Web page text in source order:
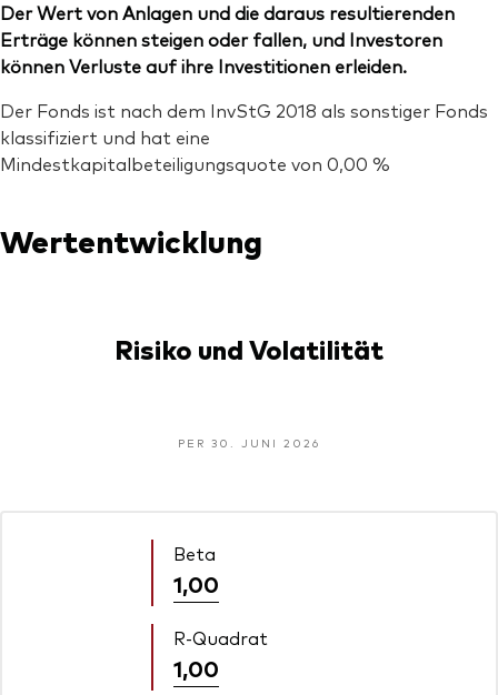
Der Wert von Anlagen und die daraus resultierenden
Erträge können steigen oder fallen, und Investoren
können Verluste auf ihre Investitionen erleiden.
Der Fonds ist nach dem InvStG 2018 als sonstiger Fonds
klassifiziert und hat eine
Mindestkapitalbeteiligungsquote von 0,00 %
Wertentwicklung
Risiko und Volatilität
PER 30. JUNI 2026
Beta
1,00
R-Quadrat
1,00